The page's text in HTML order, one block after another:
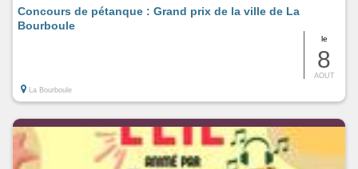
le
8
AOUT
Concours de pétanque : Grand prix de la ville de La
Bourboule
La Bourboule